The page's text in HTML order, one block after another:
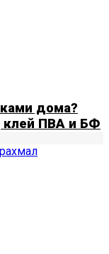
дома?
клей ПВА и БФ